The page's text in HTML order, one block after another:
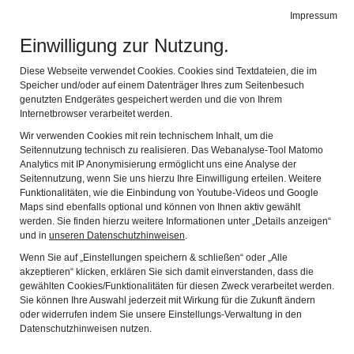
Impressum
Einwilligung zur Nutzung.
Diese Webseite verwendet Cookies. Cookies sind Textdateien, die im
Speicher und/oder auf einem Datenträger Ihres zum Seitenbesuch
genutzten Endgerätes gespeichert werden und die von Ihrem
Internetbrowser verarbeitet werden.
Wir verwenden Cookies mit rein technischem Inhalt, um die
Seitennutzung technisch zu realisieren. Das Webanalyse-Tool Matomo
Analytics mit IP Anonymisierung ermöglicht uns eine Analyse der
Seitennutzung, wenn Sie uns hierzu Ihre Einwilligung erteilen. Weitere
Funktionalitäten, wie die Einbindung von Youtube-Videos und Google
Maps sind ebenfalls optional und können von Ihnen aktiv gewählt
werden. Sie finden hierzu weitere Informationen unter „Details anzeigen“
und in unseren Datenschutzhinweisen.
Wenn Sie auf „Einstellungen speichern & schließen“ oder „Alle
akzeptieren“ klicken, erklären Sie sich damit einverstanden, dass die
gewählten Cookies/Funktionalitäten für diesen Zweck verarbeitet werden.
Sie können Ihre Auswahl jederzeit mit Wirkung für die Zukunft ändern
oder widerrufen indem Sie unsere Einstellungs-Verwaltung in den
Datenschutzhinweisen nutzen.
Contact